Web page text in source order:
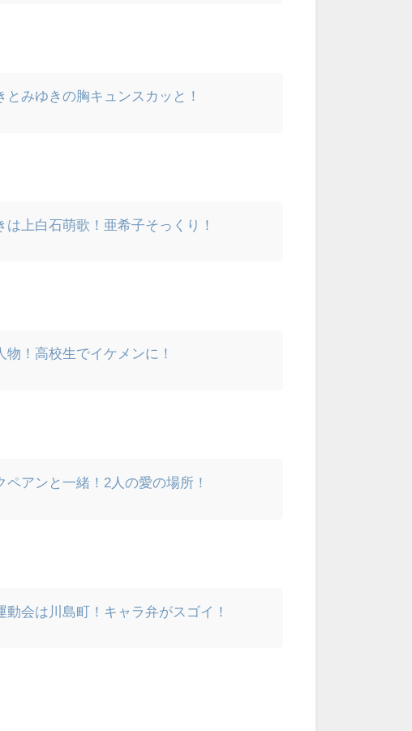
とみゆきの胸キュンスカッと！
は上白石萌歌！亜希子そっくり！
物！高校生でイケメンに！
ペアンと一緒！2人の愛の場所！
動会は川島町！キャラ弁がスゴイ！